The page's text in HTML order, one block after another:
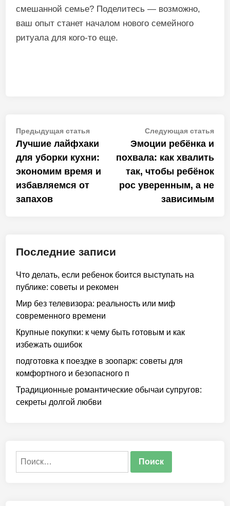
смешанной семье? Поделитесь — возможно,
ваш опыт станет началом нового семейного
ритуала для кого-то еще.
Навигация
по
записям
Предыдущая статьяПредыдущая
статья:
Лучшие лайфхаки
для уборки кухни:
экономим время и
избавляемся от
запахов
Следующая статья
Эмоции ребёнка и
похвала: как хвалить
так, чтобы ребёнок
рос уверенным, а не
зависимым
Последние записи
Что делать, если ребенок боится выступать на
публике: советы и рекомен
Мир без телевизора: реальность или миф
современного времени
Крупные покупки: к чему быть готовым и как
избежать ошибок
подготовка к поездке в зоопарк: советы для
комфортного и безопасного п
Традиционные романтические обычаи супругов:
секреты долгой любви
Найти: